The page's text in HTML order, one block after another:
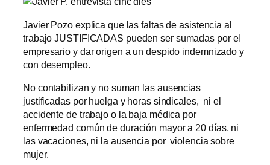
Javier Pozo explica que las faltas de asistencia al
trabajo JUSTIFICADAS pueden ser sumadas por el
empresario y dar origen a un despido indemnizado y
con desempleo.
No contabilizan y no suman las ausencias
justificadas por huelga y horas sindicales, ni el
accidente de trabajo o la baja médica por
enfermedad común de duración mayor a 20 días, ni
las vacaciones, ni la ausencia por violencia sobre
mujer.